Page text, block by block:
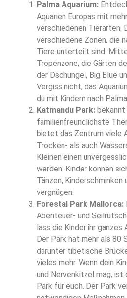
Palma Aquarium:
Aquarien Europas mit
verschiedenen Tierarten.
verschiedene Zonen, die
Tiere unterteilt sind:
Tropenzone, die Gärten
der Dschungel, Big Blue
Vergiss nicht, das
du mit Kindern nach
Katmandu Park: bekannt
familienfreundlichste
bietet das Zentrum viele
Trocken- als auch
Kleinen einen
werden. Kinder können
Tänzen, Kinderschminken
vergnügen.
Forestal Park Mallorca:
Abenteuer- und
lass die Kinder ihr ganzes
Der Park hat mehr als 80
darunter tibetische
vieles mehr. Wenn dein
und Nervenkitzel mag,
Park für euch. Der Park